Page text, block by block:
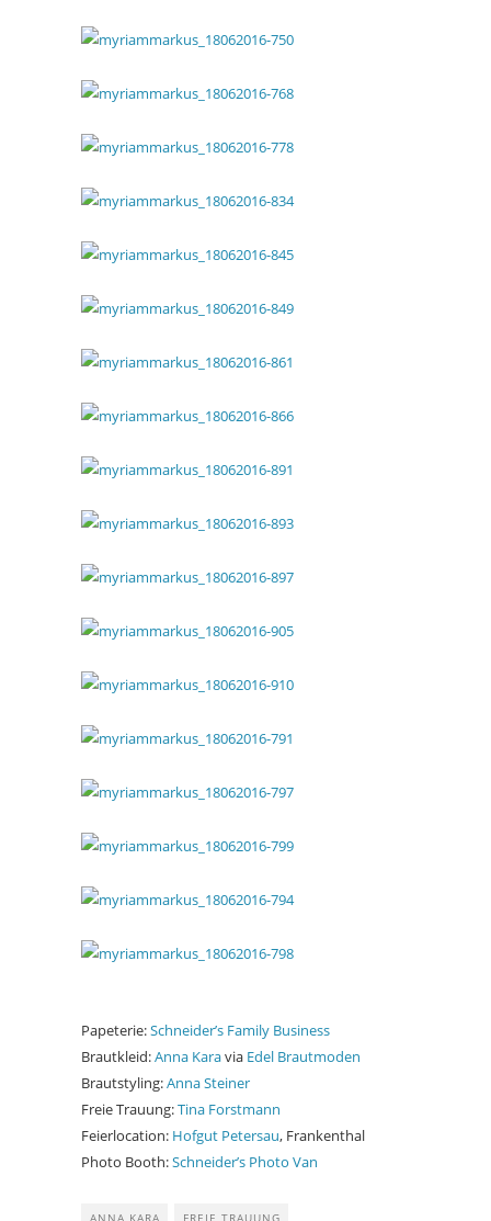
Papeterie:Schneider’s Family Business
Brautkleid:Anna Karavia Edel Brautmoden
Brautstyling:Anna Steiner
Freie Trauung:Tina Forstmann
Feierlocation: Hofgut Petersau, Frankenthal
Photo Booth:Schneider’s Photo Van